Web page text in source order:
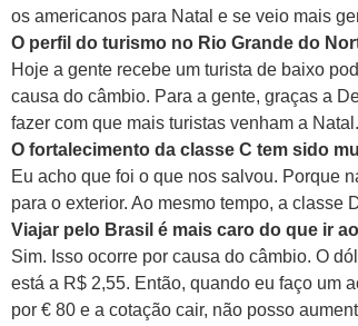
os americanos para Natal e se veio mais
O perfil do turismo no Rio Grande do
Hoje a gente recebe um turista de baixo
causa do câmbio. Para a gente, graças a
fazer com que mais turistas venham a Natal.
O fortalecimento da classe C tem sido
Eu acho que foi o que nos salvou. Porque
para o exterior. Ao mesmo tempo, a classe
Viajar pelo Brasil é mais caro do que ir
Sim. Isso ocorre por causa do câmbio. O
está a R$ 2,55. Então, quando eu faço um
por € 80 e a cotação cair, não posso